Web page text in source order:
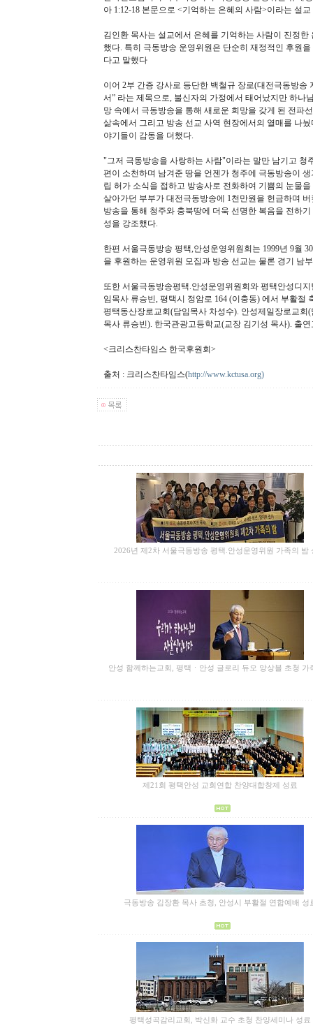
아 1:12-18 본문으로 <기억하는 은혜의 사람>이라는 설
김인환 목사는 설교에서 은혜를 기억하는 사람이 진정
했다. 특히 극동방송 운영위원은 단순히 재정적인 후원
다고 말했다
이어 2부 간증 강사로 등단한 백철규 장로(대전극동방
서” 라는 제목으로, 불신자의 가정에서 태어났지만 하나
망 속에서 극동방송을 통해 새로운 희망을 갖게 된 전파
삶속에서 그리고 방송 선교 사역 현장에서의 열매를 나
야기들이 감동을 더했다.
"그저 극동방송을 사랑하는 사람"이라는 말만 남기고 청
편이 소천하며 남겨준 땅을 언젠가 청주에 극동방송이
립 허가 소식을 접하고 방송사로 전화하여 기쁨의 눈물
살아가던 부부가 대전극동방송에 1천만원을 헌금하며
방송을 통해 청주와 충북땅에 더욱 선명한 복음을 전하
성을 강조했다.
한편 서울극동방송 평택,안성운영위원회는 1999년 9월
을 후원하는 운영위원 모집과 방송 선교는 물론 경기 남
또한 서울극동방송평택.안성운영위원회와 평택안성디
임목사 류승빈, 평택시 정암로 164 (이충동) 에서 부활
평택동산장로교회(담임목사 차성수). 안성제일장로교
목사 류승빈). 한국관광고등학교(교장 김기성 목사). 출
<크리스찬타임스 한국후원회>
출처 : 크리스찬타임스(http://www.kctusa.org)
2026년 제2차 서울극동방송 평택.안성운영위원 가족의 밤
안성 함께하는교회, 평택ㆍ안성 글로리 듀오 앙상블 초청
제21회 평택안성 교회연합 찬양대합창제 성료
극동방송 김장환 목사 초청, 안성시 부활절 연합예배 성
평택성곡감리교회, 박신화 교수 초청 찬양세미나 성료